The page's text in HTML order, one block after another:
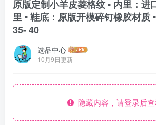
原版定制小羊皮菱格纹 ▪️ 内里：进
里 ▪️ 鞋底：原版开模碎钉橡胶材质
35- 40
选品中心
10月9日更新
隐藏内容，请登录后